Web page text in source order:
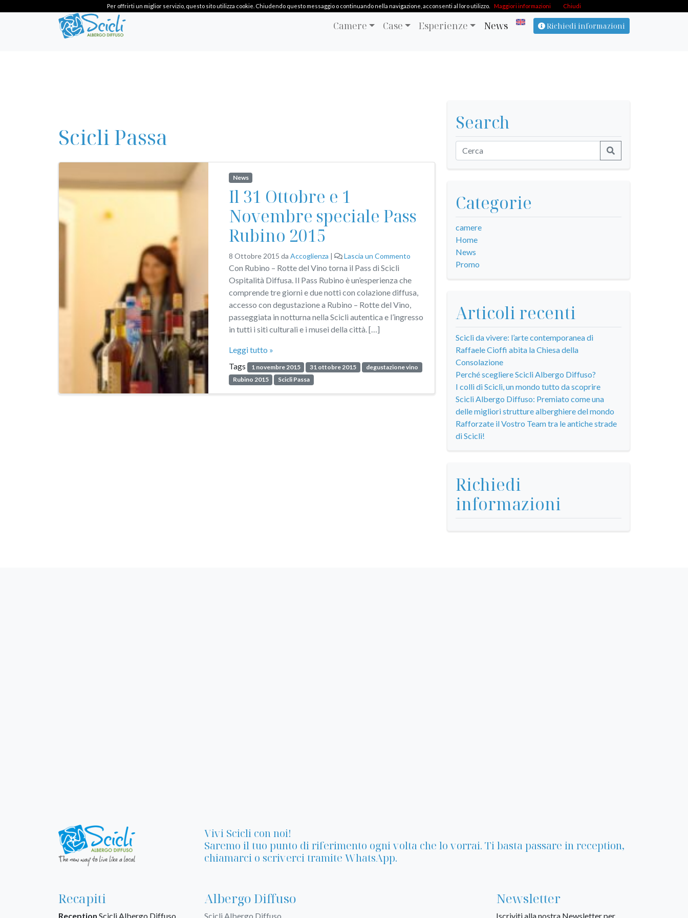
Camere Case Esperienze News Richiedi informazioni
Scicli Passa
News
Il 31 Ottobre e 1
Novembre speciale Pass
Rubino 2015
8 Ottobre 2015 da Accoglienza | Lascia un Commento
Con Rubino – Rotte del Vino torna il Pass di Scicli
Ospitalità Diffusa. Il Pass Rubino è un’esperienza che
comprende tre giorni e due notti con colazione diffusa,
accesso con degustazione a Rubino – Rotte del Vino,
passeggiata in notturna nella Scicli autentica e l’ingresso
in tutti i siti culturali e i musei della città. […]
Leggi tutto »
Tags
1 novembre 2015 31 ottobre 2015
degustazione vino
Rubino 2015
Scicli Passa
Search
Categorie
camere
Home
News
Promo
Articoli recenti
Scicli da vivere: l’arte contemporanea di
Raffaele Cioffi abita la Chiesa della
Consolazione
Perché scegliere Scicli Albergo Diffuso?
I colli di Scicli, un mondo tutto da scoprire
Scicli Albergo Diffuso: Premiato come una
delle migliori strutture alberghiere del mondo
Rafforzate il Vostro Team tra le antiche strade
di Scicli!
Richiedi
informazioni
Vivi Scicli con noi!
Saremo il tuo punto di riferimento ogni volta che lo vorrai. Ti basta passare in reception,
chiamarci o scriverci tramite WhatsApp.
Recapiti
Reception Scicli Albergo Diffuso
Albergo Diffuso
Scicli Albergo Diffuso
Newsletter
Iscriviti alla nostra Newsletter per
Per offrirti un miglior servizio, questo sito utilizza cookie. Chiudendo questo messaggio o continuando nella navigazione, acconsenti al loro utilizzo. Maggiori informazioni Chiudi